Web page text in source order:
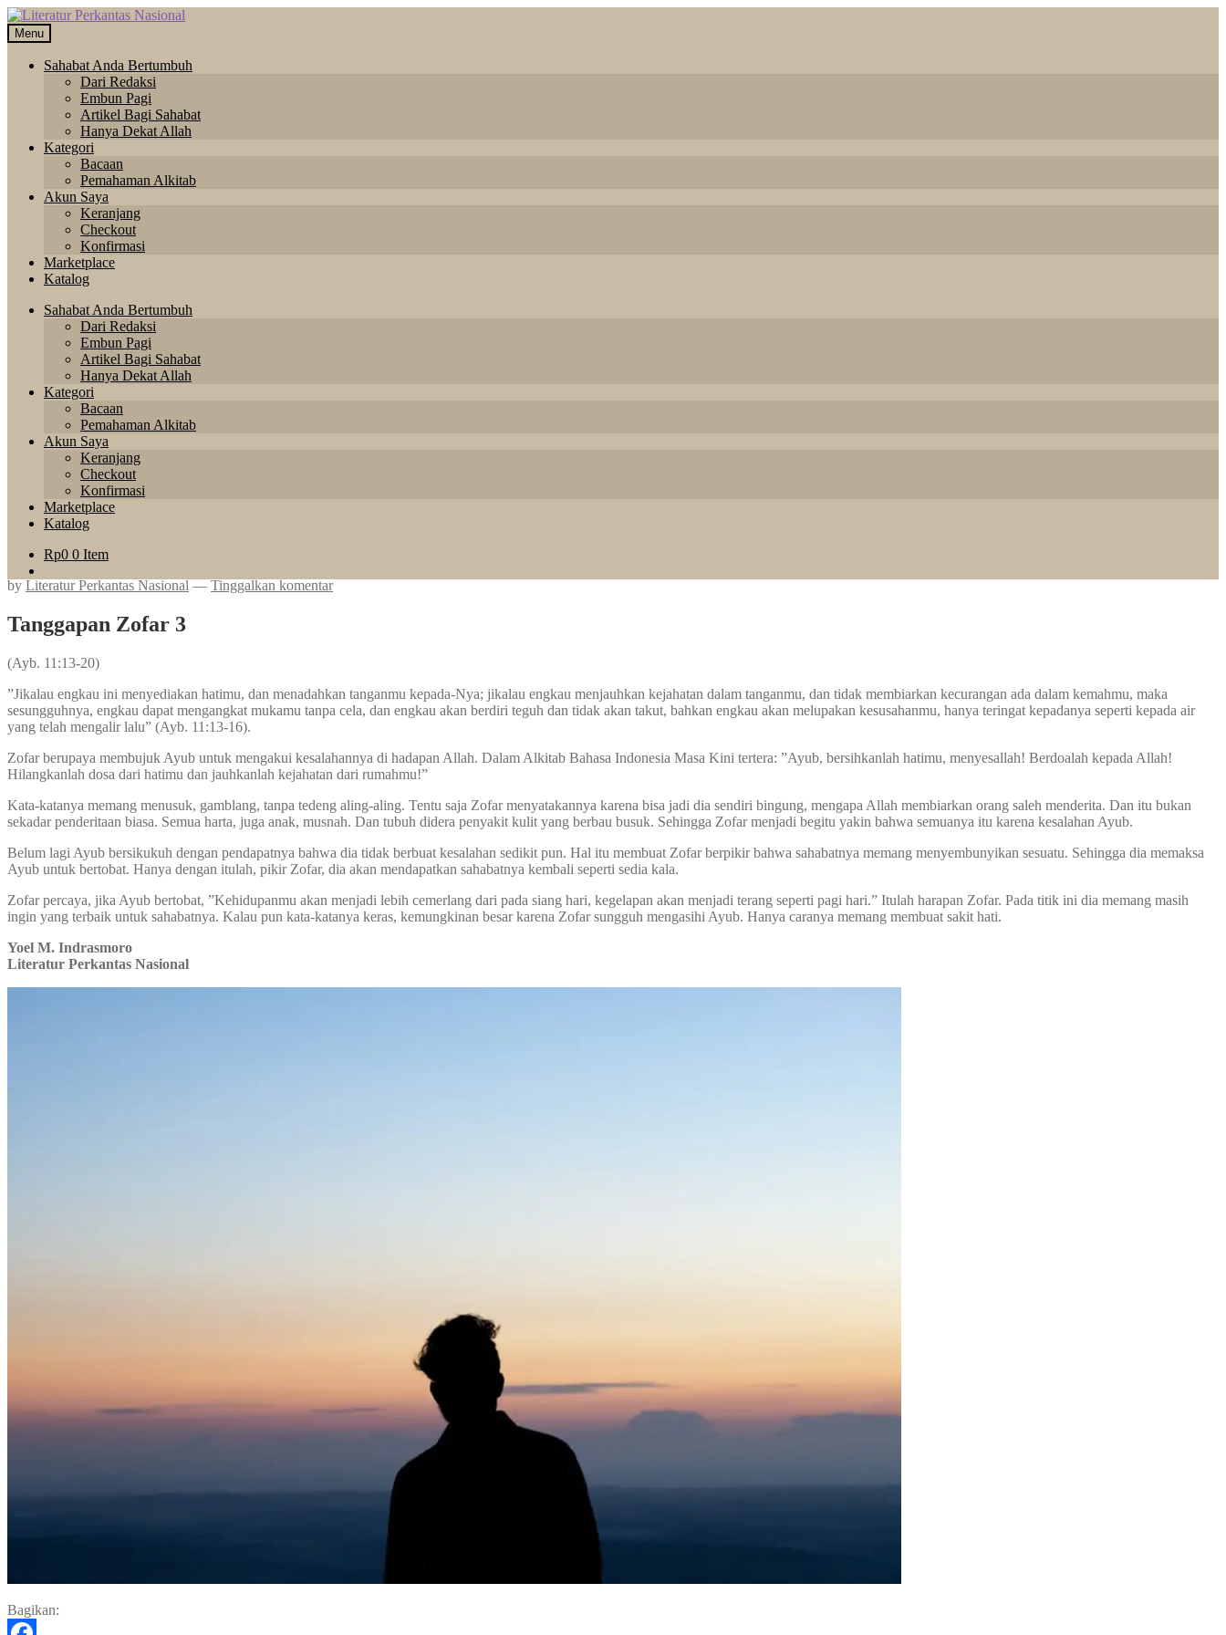
Skip
to
navigation
Langsung
ke
isi
Menu
Sahabat Anda Bertumbuh
Dari Redaksi
Embun Pagi
Artikel Bagi Sahabat
Hanya Dekat Allah
Kategori
Bacaan
Pemahaman Alkitab
Akun Saya
Keranjang
Checkout
Konfirmasi
Marketplace
Katalog
Sahabat Anda Bertumbuh
Dari Redaksi
Embun Pagi
Artikel Bagi Sahabat
Hanya Dekat Allah
Kategori
Bacaan
Pemahaman Alkitab
Akun Saya
Keranjang
Checkout
Konfirmasi
Marketplace
Katalog
Rp0 0 Item
by Literatur Perkantas Nasional — Tinggalkan komentar
Tanggapan Zofar 3
(Ayb. 11:13-20)
”Jikalau engkau ini menyediakan hatimu, dan menadahkan tanganmu kepada-Nya; jikalau engkau menjauhkan kejahatan dalam tanganmu, dan tidak membiarkan kecurangan ada dalam kemahmu, maka
sesungguhnya, engkau dapat mengangkat mukamu tanpa cela, dan engkau akan berdiri teguh dan tidak akan takut, bahkan engkau akan melupakan kesusahanmu, hanya teringat kepadanya seperti kepada air
yang telah mengalir lalu” (Ayb. 11:13-16).
Zofar berupaya membujuk Ayub untuk mengakui kesalahannya di hadapan Allah. Dalam Alkitab Bahasa Indonesia Masa Kini tertera: ”Ayub, bersihkanlah hatimu, menyesallah! Berdoalah kepada Allah!
Hilangkanlah dosa dari hatimu dan jauhkanlah kejahatan dari rumahmu!”
Kata-katanya memang menusuk, gamblang, tanpa tedeng aling-aling. Tentu saja Zofar menyatakannya karena bisa jadi dia sendiri bingung, mengapa Allah membiarkan orang saleh menderita. Dan itu bukan
sekadar penderitaan biasa. Semua harta, juga anak, musnah. Dan tubuh didera penyakit kulit yang berbau busuk. Sehingga Zofar menjadi begitu yakin bahwa semuanya itu karena kesalahan Ayub.
Belum lagi Ayub bersikukuh dengan pendapatnya bahwa dia tidak berbuat kesalahan sedikit pun. Hal itu membuat Zofar berpikir bahwa sahabatnya memang menyembunyikan sesuatu. Sehingga dia memaksa
Ayub untuk bertobat. Hanya dengan itulah, pikir Zofar, dia akan mendapatkan sahabatnya kembali seperti sedia kala.
Zofar percaya, jika Ayub bertobat, ”Kehidupanmu akan menjadi lebih cemerlang dari pada siang hari, kegelapan akan menjadi terang seperti pagi hari.” Itulah harapan Zofar. Pada titik ini dia memang masih
ingin yang terbaik untuk sahabatnya. Kalau pun kata-katanya keras, kemungkinan besar karena Zofar sungguh mengasihi Ayub. Hanya caranya memang membuat sakit hati.
Yoel M. Indrasmoro
Literatur Perkantas Nasional
Bagikan: